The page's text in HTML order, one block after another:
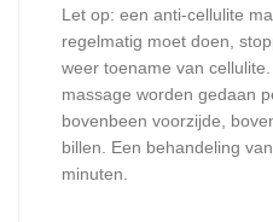
Let op: een anti-cellulite
regelmatig moet doen,
weer toename van
massage worden gedaan
bovenbeen voorzijde,
billen. Een behandeling
minuten.